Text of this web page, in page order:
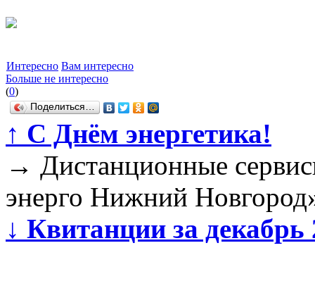
Интересно Вам интересно
Больше не интересно
(0)
Поделиться…
↑ С Днём энергетика!
→ Дистанционные
энерго Нижний
↓ Квитанции за